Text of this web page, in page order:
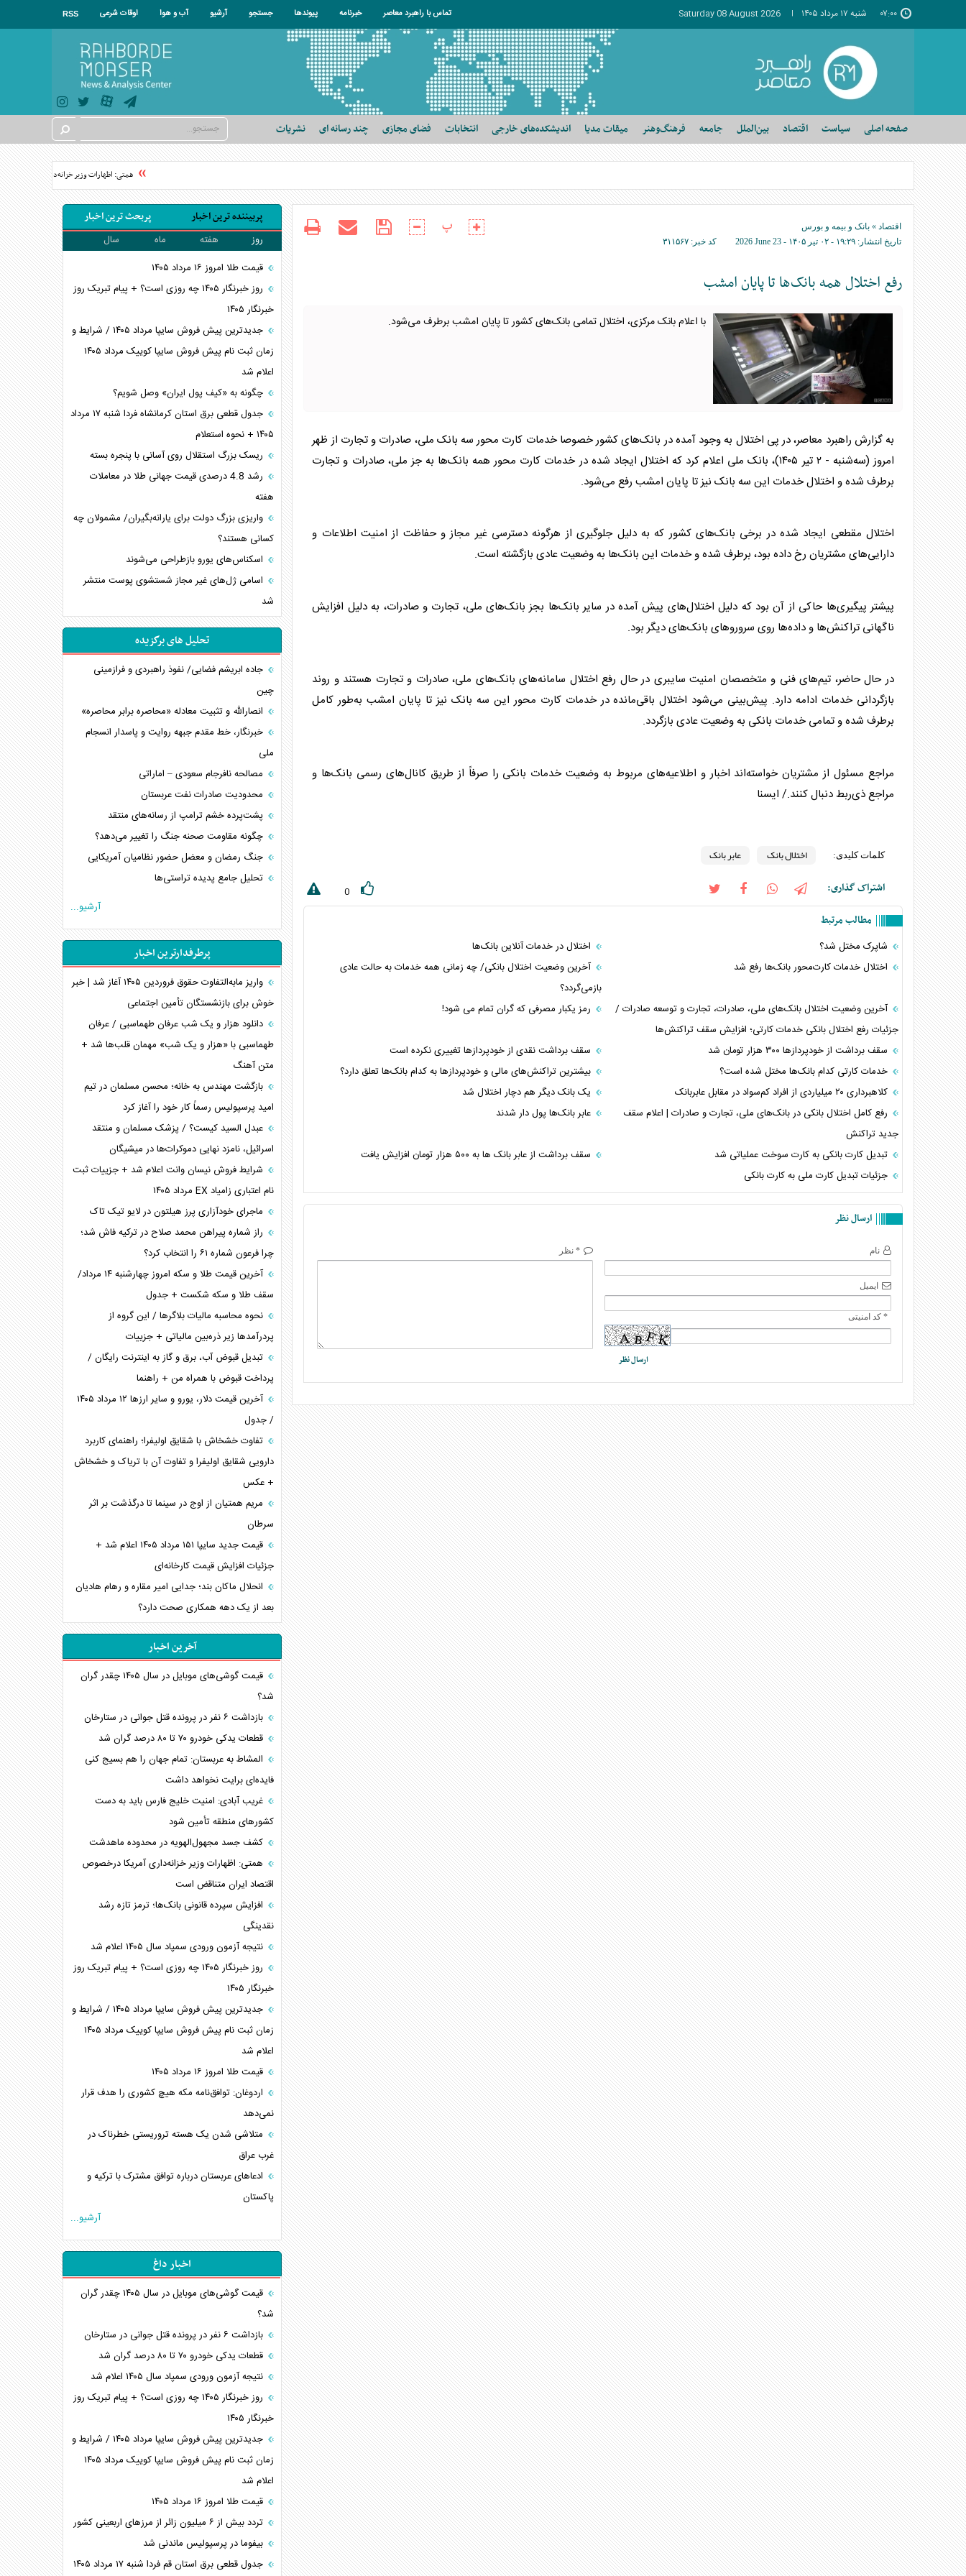
۰۷:۰۰ شنبه ۱۷ مرداد ۱۴۰۵ Saturday 08 August 2026 تماس با راهبرد معاصر خبرنامه پیوندها جستجو آرشیو آب و هوا اوقات شرعی RSS
صفحه اصلی سیاست اقتصاد بین‌الملل جامعه فرهنگ‌وهنر میقات مدیا اندیشکده‌های خارجی انتخابات فضای مجازی چند رسانه ای نشریات
همتی: اظهارات وزیر خزانه‌داری آمریکا
اقتصاد » بانک و بیمه و بورس
تاریخ انتشار: ۱۹:۲۹ - ۰۲ تير ۱۴۰۵ - 2026 June 23 کد خبر: ۳۱۱۵۶۷
پ
رفع اختلال همه بانک‌ها تا پایان امشب
با اعلام بانک مرکزی، اختلال تمامی بانک‌های کشور تا پایان امشب برطرف می‌شود.
به گزارش راهبرد معاصر، در پی اختلال به وجود آمده در بانک‌های کشور خصوصا خدمات کارت محور سه بانک ملی، صادرات و تجارت از ظهر
امروز (سه‌شنبه - ۲ تیر ۱۴۰۵)، بانک ملی اعلام کرد که اختلال ایجاد شده در خدمات کارت محور همه بانک‌ها به جز ملی، صادرات و تجارت
برطرف شده و اختلال خدمات این سه بانک نیز تا پایان امشب رفع می‌شود.
اختلال مقطعی ایجاد شده در برخی بانک‌های کشور که به دلیل جلوگیری از هرگونه دسترسی غیر مجاز و حفاظت از امنیت اطلاعات و
دارایی‌های مشتریان رخ داده بود، برطرف شده و خدمات این بانک‌ها به وضعیت عادی بازگشته است.
پیشتر پیگیری‌ها حاکی از آن بود که دلیل اختلال‌های پیش آمده در سایر بانک‌ها بجز بانک‌های ملی، تجارت و صادرات، به دلیل افزایش
ناگهانی تراکنش‌ها و داده‌ها روی سرورو‌های بانک‌های دیگر بود.
در حال حاضر، تیم‌های فنی و متخصصان امنیت سایبری در حال رفع اختلال سامانه‌های بانک‌های ملی، صادرات و تجارت هستند و روند
بازگردانی خدمات ادامه دارد. پیش‌بینی می‌شود اختلال باقی‌مانده در خدمات کارت محور این سه بانک نیز تا پایان امشب به‌طور کامل
برطرف شده و تمامی خدمات بانکی به وضعیت عادی بازگردد.
مراجع مسئول از مشتریان خواسته‌اند اخبار و اطلاعیه‌های مربوط به وضعیت خدمات بانکی را صرفاً از طریق کانال‌های رسمی بانک‌ها و
مراجع ذی‌ربط دنبال کنند./ ایسنا
کلمات کلیدی: اختلال بانک عابر بانک
اشتراک گذاری: 0
مطالب مرتبط
شاپرک مختل شد؟
اختلال در خدمات آنلاین بانک‌ها
اختلال خدمات کارت‌محور بانک‌ها رفع شد
آخرین وضعیت اختلال بانکی/ چه زمانی همه خدمات به حالت عادی
بازمی‌گردد؟
آخرین وضعیت اختلال بانک‌های ملی، صادرات، تجارت و توسعه صادرات /
جزئیات رفع اختلال بانکی خدمات کارتی؛ افزایش سقف تراکنش‌ها
رمز یکبار مصرفی که گران تمام می شود!
سقف برداشت از خودپرداز‌ها ۳۰۰ هزار تومان شد
سقف برداشت نقدی از خودپردازها تغییری نکرده است
خدمات کارتی کدام بانک‌ها مختل شده است؟
بیشترین تراکنش‌های مالی و خودپردازها به کدام بانک‌ها تعلق دارد؟
کلاهبرداری ۲۰ میلیاردی از افراد کم‌سواد در مقابل عابربانک
یک بانک دیگر هم دچار اختلال شد
رفع کامل اختلال بانکی در بانک‌های ملی، تجارت و صادرات | اعلام سقف
جدید تراکنش
عابر بانک‌ها پول دار شدند
تبدیل کارت بانکی به کارت سوخت عملیاتی شد
سقف برداشت از عابر بانک ها به ۵۰۰ هزار تومان افزایش یافت
جزئیات تبدیل کارت ملی به کارت بانکی
ارسال نظر
نام
ایمیل
* کد امنیتی
* نظر
پربیننده ترین اخبار پربحث ترین اخبار
روز هفته ماه
سال
قیمت طلا امروز ۱۶ مرداد ۱۴۰۵
روز خبرنگار ۱۴۰۵ چه روزی است؟ + پیام تبریک روز
خبرنگار ۱۴۰۵
جدیدترین پیش فروش سایپا مرداد ۱۴۰۵ / شرایط و
زمان ثبت نام پیش فروش سایپا کوییک مرداد ۱۴۰۵
اعلام شد
چگونه به «کیف پول ایران» وصل شویم؟
جدول قطعی برق استان کرمانشاه فردا شنبه ۱۷ مرداد
۱۴۰۵ + نحوه استعلام
ریسک بزرگ استقلال روی آسانی با پنجره بسته
رشد 4.8 درصدی قیمت جهانی طلا در معاملات
هفته
واریزی بزرگ دولت برای یارانه‌بگیران/ مشمولان چه
کسانی هستند؟
اسکناس‌های یورو بازطراحی می‌شوند
اسامی ژل‌های غیر مجاز شستشوی پوست منتشر
شد
تحلیل های برگزیده
جاده ابریشم فضایی/ نفوذ راهبردی و فرازمینی
چین
انصارالله و تثبیت معادله «محاصره برابر محاصره»
خبرنگار، خط مقدم جبهه روایت و پاسدار انسجام
ملی
مصالحه نافرجام سعودی – اماراتی
محدودیت صادرات نفت عربستان
پشت‌پرده خشم ترامپ از رسانه‌های منتقد
چگونه مقاومت صحنه جنگ را تغییر می‌دهد؟
جنگ رمضان و معضل حضور نظامیان آمریکایی
تحلیل جامع پدیده تراستی‌ها
غرب
اربعین، کابوس مشترک تل‌آویو-واشنگتن
برنامه هفتم توسعه در نقطه کور سیاستگذاری
کنوانسیون دریای خزر در راستای منافع ملی است؟
اوکراین بازوی مخرب آمریکا در غرب آسیا
اهمیت راهبردی اردن برای آمریکا
پیام، ظرفیت بالفعل‌نشده تجارت ایران
همسویی عربستان با سنتکام علیه متحدان ایران
ترامپ و توهم خلع سلاح حماس
چرا کویت به دنبال شریک امنیتی جدید است؟
آرشیو...
پرطرفدارترین اخبار
واریز مابه‌التفاوت حقوق فروردین ۱۴۰۵ آغاز شد | خبر
خوش برای بازنشستگان تأمین اجتماعی
دانلود هزار و یک شب عرفان طهماسبی / عرفان
طهماسبی با «هزار و یک شب» مهمان قلب‌ها شد +
متن آهنگ
بازگشت مهندس به خانه؛ محسن مسلمان در تیم
امید پرسپولیس رسماً کار خود را آغاز کرد
عبدل السید کیست؟ / پزشک مسلمان و منتقد
اسرائیل، نامزد نهایی دموکرات‌ها در میشیگان
شرایط فروش نیسان وانت اعلام شد + جزییات ثبت
نام اعتباری زامیاد EX مرداد ۱۴۰۵
ماجرای خودآزاری پرز هیلتون در لایو تیک تاک
راز شماره پیراهن محمد صلاح در ترکیه فاش شد؛
چرا فرعون شماره ۶۱ را انتخاب کرد؟
آخرین قیمت طلا و سکه امروز چهارشنبه ۱۴ مرداد/
سقف طلا و سکه شکست + جدول
نحوه محاسبه مالیات بلاگر‌ها / این گروه از
پردرآمد‌ها زیر ذره‌بین مالیاتی + جزییات
تبدیل قبوض آب، برق و گاز به اینترنت رایگان /
پرداخت قبوض با همراه من + راهنما
آخرین قیمت دلار، یورو و سایر ارز‌ها ۱۲ مرداد ۱۴۰۵
/ جدول
تفاوت خشخاش با شقایق اولیفرا؛ راهنمای کاربرد
دارویی شقایق اولیفرا و تفاوت آن با تریاک و خشخاش
+ عکس
مریم همتیان از اوج در سینما تا درگذشت بر اثر
سرطان
قیمت جدید سایپا ۱۵۱ مرداد ۱۴۰۵ اعلام شد +
جزئیات افزایش قیمت کارخانه‌ای
انحلال ماکان بند؛ جدایی امیر مقاره و رهام هادیان
بعد از یک دهه همکاری صحت دارد؟
آخرین اخبار
قیمت گوشی‌های موبایل در سال ۱۴۰۵ چقدر گران
شد؟
بازداشت ۶ نفر در پرونده قتل جوانی در ستارخان
قطعات یدکی خودرو ۷۰ تا ۸۰ درصد گران شد
المشاط به عربستان: تمام جهان را هم بسیج کنی
فایده‌ای برایت نخواهد داشت
غریب آبادی: امنیت خلیج فارس باید به دست
کشورهای منطقه تأمین شود
کشف جسد مجهول‌الهویه در محدوده ماهدشت
همتی: اظهارات وزیر خزانه‌داری آمریکا درخصوص
اقتصاد ایران متناقض است
افزایش سپرده قانونی بانک‌ها؛ ترمز تازه رشد
نقدینگی
نتیجه آزمون ورودی سمپاد سال ۱۴۰۵ اعلام شد
روز خبرنگار ۱۴۰۵ چه روزی است؟ + پیام تبریک روز
خبرنگار ۱۴۰۵
جدیدترین پیش فروش سایپا مرداد ۱۴۰۵ / شرایط و
زمان ثبت نام پیش فروش سایپا کوییک مرداد ۱۴۰۵
اعلام شد
قیمت طلا امروز ۱۶ مرداد ۱۴۰۵
اردوغان: توافق‌نامه مکه هیچ کشوری را هدف قرار
نمی‌دهد
متلاشی شدن یک هسته تروریستی خطرناک در
غرب عراق
ادعاهای عربستان درباره توافق مشترک با ترکیه و
پاکستان
آرشیو...
اخبار داغ
قیمت گوشی‌های موبایل در سال ۱۴۰۵ چقدر گران
شد؟
بازداشت ۶ نفر در پرونده قتل جوانی در ستارخان
قطعات یدکی خودرو ۷۰ تا ۸۰ درصد گران شد
نتیجه آزمون ورودی سمپاد سال ۱۴۰۵ اعلام شد
روز خبرنگار ۱۴۰۵ چه روزی است؟ + پیام تبریک روز
خبرنگار ۱۴۰۵
جدیدترین پیش فروش سایپا مرداد ۱۴۰۵ / شرایط و
زمان ثبت نام پیش فروش سایپا کوییک مرداد ۱۴۰۵
اعلام شد
قیمت طلا امروز ۱۶ مرداد ۱۴۰۵
تردد بیش از ۶ میلیون زائر از مرزهای اربعینی کشور
بیفوما در پرسپولیس ماندنی شد
جدول قطعی برق استان قم فردا شنبه ۱۷ مرداد ۱۴۰۵